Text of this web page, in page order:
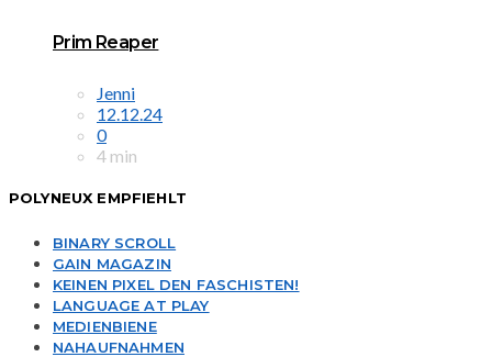
Prim Reaper
Jenni
12.12.24
0
4 min
POLYNEUX EMPFIEHLT
BINARY SCROLL
GAIN MAGAZIN
KEINEN PIXEL DEN FASCHISTEN!
LANGUAGE AT PLAY
MEDIENBIENE
NAHAUFNAHMEN